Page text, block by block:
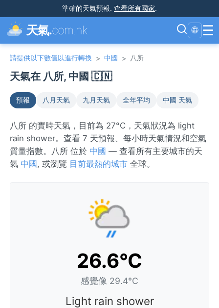
準確的天氣預報. 查看所有國家.
天氣.com.hk 🌐 ☰
請提供以下數值以進行轉換 > 中國 > 八所
天氣在 八所, 中國 🇨🇳
預報 八月天氣 九月天氣 全年平均 中國 天氣
八所 的實時天氣，目前為 27°C，天氣狀況為 light
rain shower。查看 7 天預報、每小時天氣情況和空氣
質量指數。八所 位於 中國 — 查看所有主要城市的天
氣 中國 , 或瀏覽 目前最熱的城市 全球。
26.6°C
感覺像 29.4°C
Light rain shower